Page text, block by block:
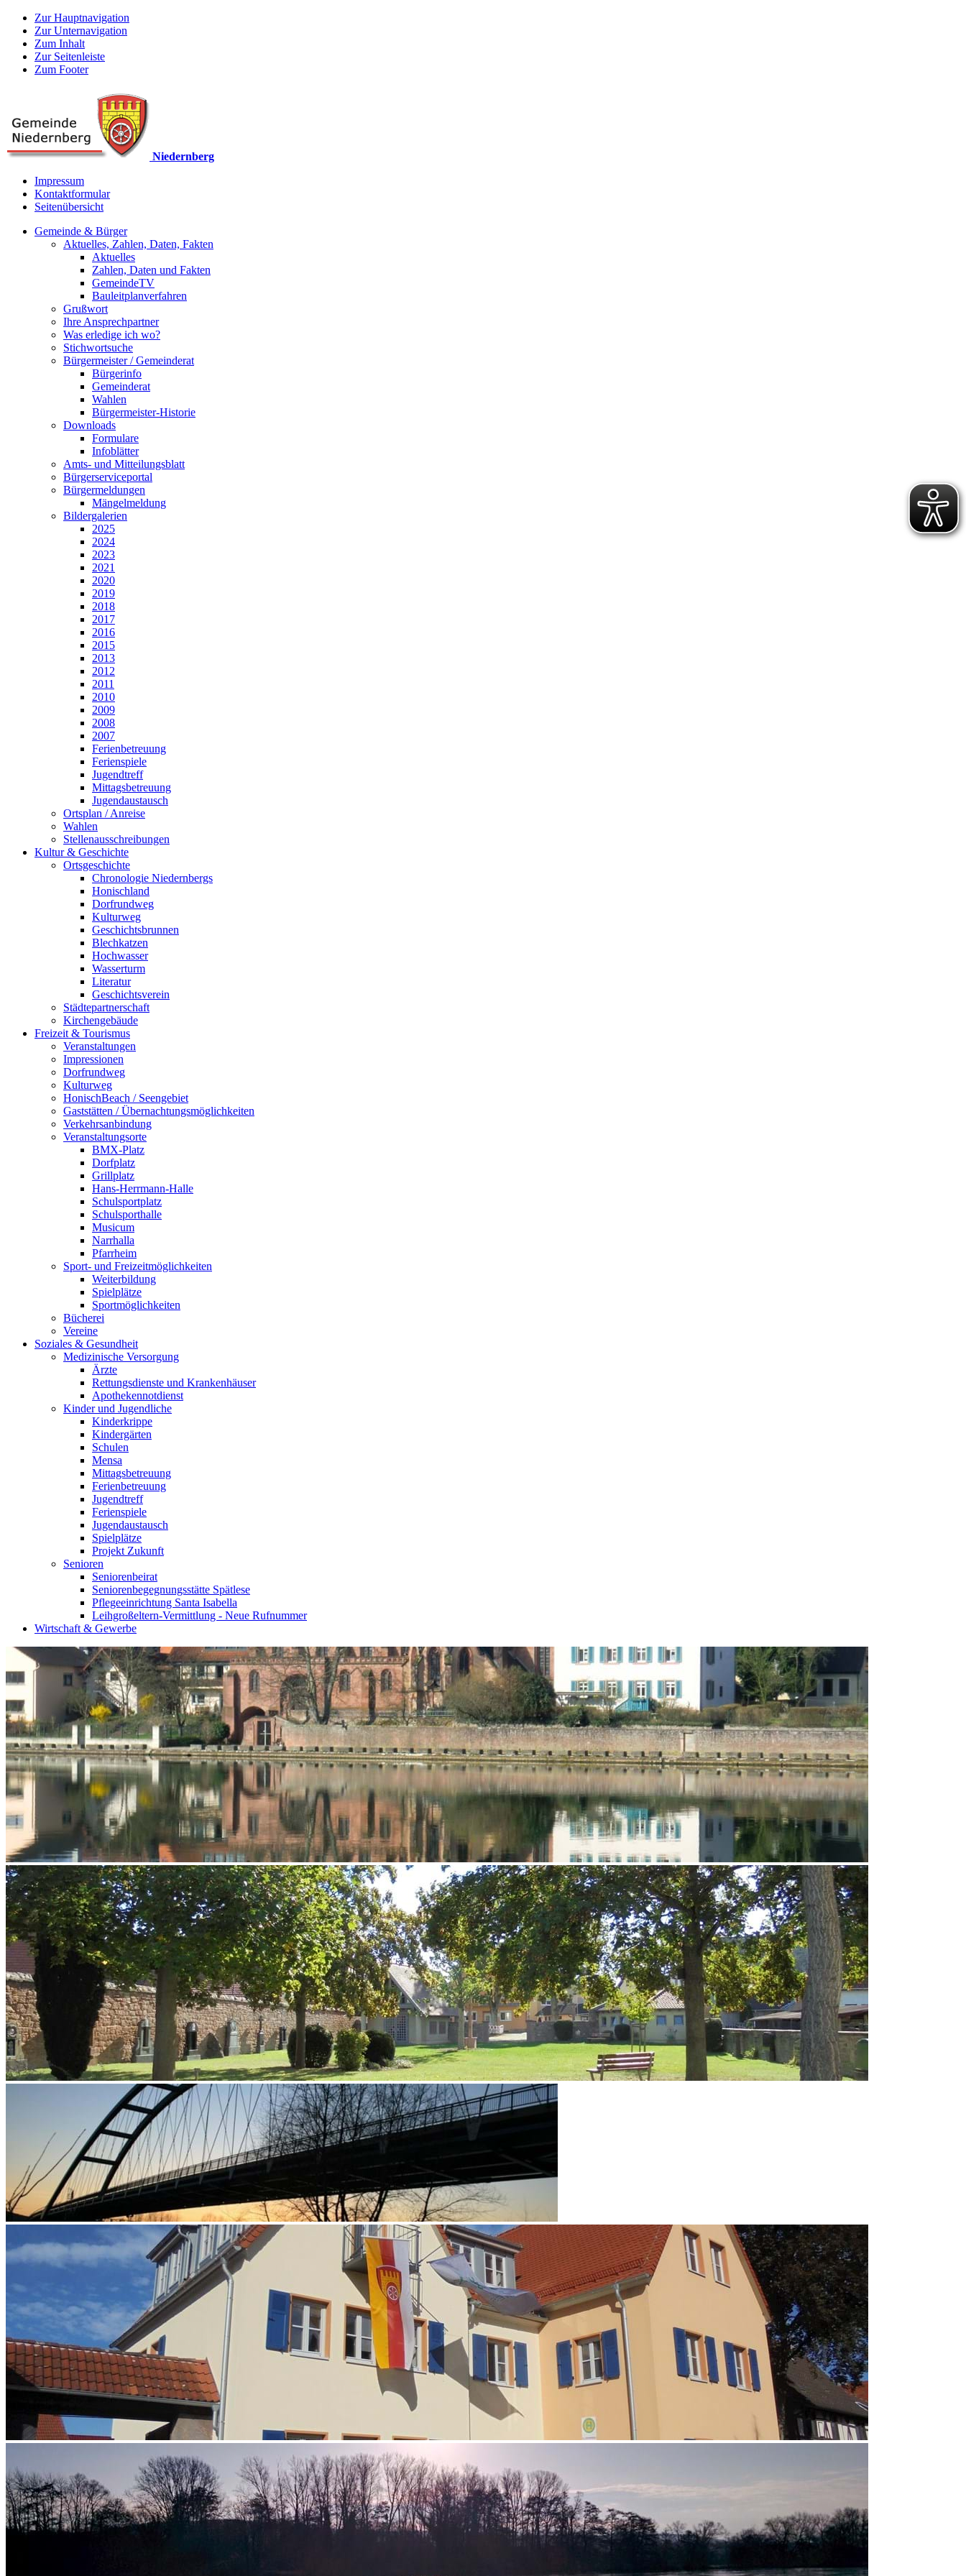
Zur Hauptnavigation
Zur Unternavigation
Zum Inhalt
Zur Seitenleiste
Zum Footer
Niedernberg
Impressum
Kontaktformular
Seitenübersicht
Gemeinde & Bürger
Aktuelles, Zahlen, Daten, Fakten
Aktuelles
Zahlen, Daten und Fakten
GemeindeTV
Bauleitplanverfahren
Grußwort
Ihre Ansprechpartner
Was erledige ich wo?
Stichwortsuche
Bürgermeister / Gemeinderat
Bürgerinfo
Gemeinderat
Wahlen
Bürgermeister-Historie
Downloads
Formulare
Infoblätter
Amts- und Mitteilungsblatt
Bürgerserviceportal
Bürgermeldungen
Mängelmeldung
Bildergalerien
2025
2024
2023
2021
2020
2019
2018
2017
2016
2015
2013
2012
2011
2010
2009
2008
2007
Ferienbetreuung
Ferienspiele
Jugendtreff
Mittagsbetreuung
Jugendaustausch
Ortsplan / Anreise
Wahlen
Stellenausschreibungen
Kultur & Geschichte
Ortsgeschichte
Chronologie Niedernbergs
Honischland
Dorfrundweg
Kulturweg
Geschichtsbrunnen
Blechkatzen
Hochwasser
Wasserturm
Literatur
Geschichtsverein
Städtepartnerschaft
Kirchengebäude
Freizeit & Tourismus
Veranstaltungen
Impressionen
Dorfrundweg
Kulturweg
HonischBeach / Seengebiet
Gaststätten / Übernachtungsmöglichkeiten
Verkehrsanbindung
Veranstaltungsorte
BMX-Platz
Dorfplatz
Grillplatz
Hans-Herrmann-Halle
Schulsportplatz
Schulsporthalle
Musicum
Narrhalla
Pfarrheim
Sport- und Freizeitmöglichkeiten
Weiterbildung
Spielplätze
Sportmöglichkeiten
Bücherei
Vereine
Soziales & Gesundheit
Medizinische Versorgung
Ärzte
Rettungsdienste und Krankenhäuser
Apothekennotdienst
Kinder und Jugendliche
Kinderkrippe
Kindergärten
Schulen
Mensa
Mittagsbetreuung
Ferienbetreuung
Jugendtreff
Ferienspiele
Jugendaustausch
Spielplätze
Projekt Zukunft
Senioren
Seniorenbeirat
Seniorenbegegnungsstätte Spätlese
Pflegeeinrichtung Santa Isabella
Leihgroßeltern-Vermittlung - Neue Rufnummer
Wirtschaft & Gewerbe